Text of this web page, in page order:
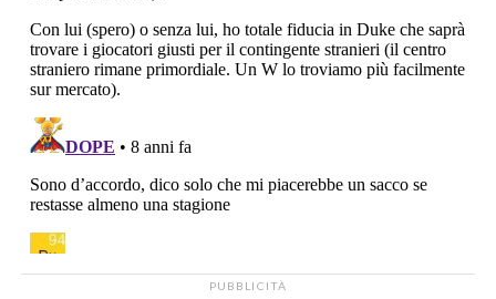
PUBBLICITÀ